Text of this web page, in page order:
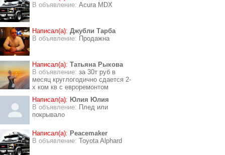
В объявление: Acura MDX
Написал(а): Джубли Тарба
В объявление: Продажна
Написал(а): Татьяна Рыкова
В объявление: за 30т руб в
месяц круглогодично сдается 2-
х ком кв с евроремонтом
Написал(а): Юлия Юлия
В объявление: Плед или
покрывало
Написал(а): Peacemaker
В объявление: Toyota Alphard